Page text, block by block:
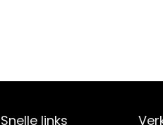
Snelle links